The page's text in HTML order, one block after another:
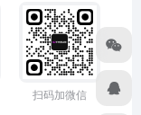
扫码加微信